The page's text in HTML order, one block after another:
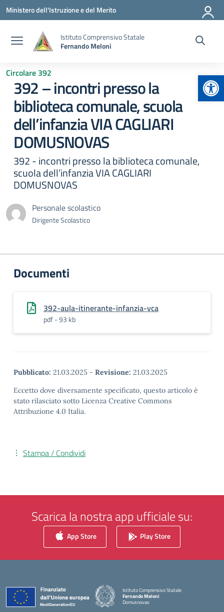
Vai ai contenuti
Vai al menu di navigazione
Vai al footer
Ministero dell'Istruzione e del Merito
Istituto Comprensivo Statale
Fernando Meloni
Circolare 392
392 – incontri presso la
biblioteca comunale, scuola
dell’infanzia VIA CAGLIARI
DOMUSNOVAS
392 - incontri presso la biblioteca comunale,
scuola dell’infanzia VIA CAGLIARI
DOMUSNOVAS
Personale scolastico
Dirigente Scolastico
Documenti
392-aula-itinerante-infanzia-vca
pdf - 93 kb
Pubblicato: 21.03.2025 - Revisione: 21.03.2025
Eccetto dove diversamente specificato, questo articolo è
stato rilasciato sotto Licenza Creative Commons
Attribuzione 4.0 Italia.
Stampa / Condividi
Scarica la nostra app ufficiale su:
App Store Play Store
Istituto Comprensivo Statale
Fernando Meloni
Domusnovas